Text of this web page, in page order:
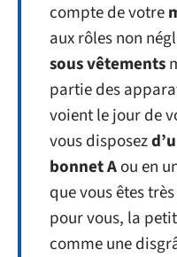
compte de votre
aux rôles non
sous vêtements
partie des
voient le jour de
vous disposez
bonnet Aou en
que vous êtes très
pour vous, la
comme une